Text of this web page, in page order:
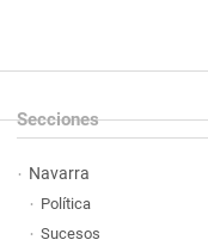
Secciones
Navarra
Política
Sucesos